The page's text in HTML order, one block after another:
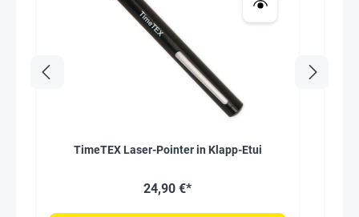
TimeTEX Laser-Pointer in Klapp-Etui
24,90 €*